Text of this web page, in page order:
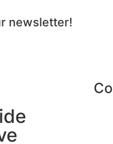
newsletter!